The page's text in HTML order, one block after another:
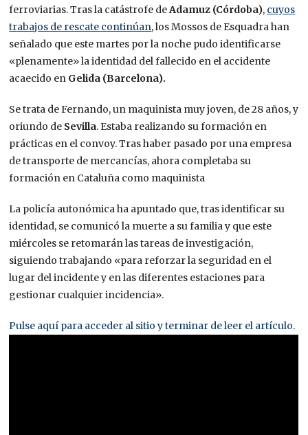
ferroviarias. Tras la catástrofe deAdamuz (Córdoba), cuyos
trabajos de rescate continúan, los Mossos de Esquadra han
señalado que este martes por la noche pudo identificarse
«plenamente» la identidad del fallecido en el accidente
acaecido en Gelida (Barcelona).
Se trata de Fernando, un maquinista muy joven, de 28 años, y
oriundo de Sevilla. Estaba realizando su formación en
prácticas en el convoy. Tras haber pasado por una empresa
de transporte de mercancías, ahora completaba su
formación en Cataluña como maquinista
La policía autonómica ha apuntado que, tras identificar su
identidad, se comunicó la muerte a su familia y que este
miércoles se retomarán las tareas de investigación,
siguiendo trabajando «para reforzar la seguridad en el
lugar del incidente y en las diferentes estaciones para
gestionar cualquier incidencia».
Pulse aquí para acceder al sitio y terminar de leer el artículo.